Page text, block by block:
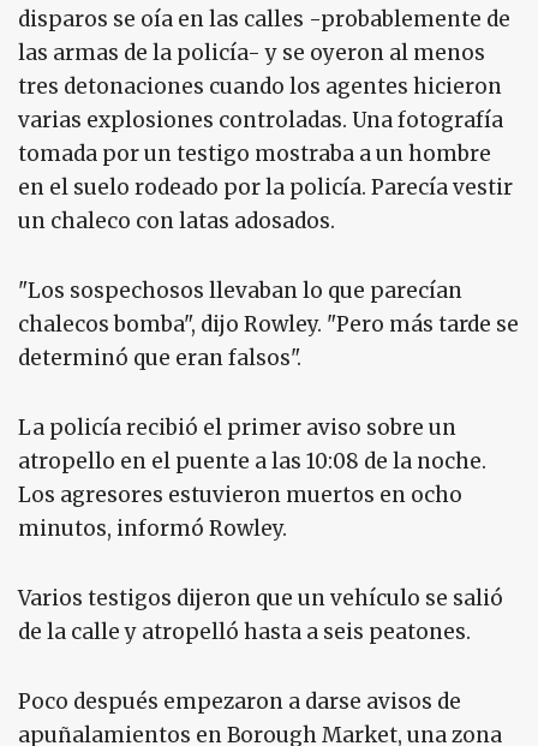
disparos se oía en las calles -probablemente de
las armas de la policía- y se oyeron al menos
tres detonaciones cuando los agentes hicieron
varias explosiones controladas. Una fotografía
tomada por un testigo mostraba a un hombre
en el suelo rodeado por la policía. Parecía vestir
un chaleco con latas adosados.
"Los sospechosos llevaban lo que parecían
chalecos bomba", dijo Rowley. "Pero más tarde se
determinó que eran falsos".
La policía recibió el primer aviso sobre un
atropello en el puente a las 10:08 de la noche.
Los agresores estuvieron muertos en ocho
minutos, informó Rowley.
Varios testigos dijeron que un vehículo se salió
de la calle y atropelló hasta a seis peatones.
Poco después empezaron a darse avisos de
apuñalamientos en Borough Market, una zona